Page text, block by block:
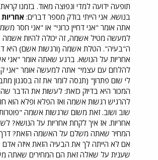
תופעה ידועה למדי ונפוצה מאוד. בזמנו
בנושא. אני הייתי בודק מספר דברים:
אתה אומר "אני דחיין כרוני" או "אני חסר
למעשה מטיל אשמה, זה יכולה להיות
ה"בעיה". הטלת אשמה (ורגשות אשם) היא
אחריות על הנושא. ברגע שאתה אומר "אני
להלחם עם עצמי" אתה למעשה אומר "אני
לי שום פתרון" (תנסה לומר את זה בסגנון
המכור היא בדיוק כזאת: לעשות את הדבר
להרגיש רגשות אשמה ואז הפלא ופלא הוא
שוב ושוב. זאת משום שרגשות אשמה
אחריות. אז איך לקחת אחריות על הנושא?
המחיר שאתה משלם על האשמה הזאת?
אם לא הייתה לך את הבעיה הזאת איזה אדם
שענית על שאלה זאת הם המחירים שאתה